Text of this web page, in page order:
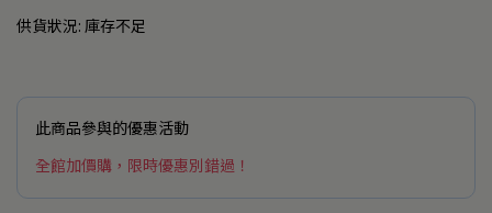
供貨狀況: 庫存不足
此商品參與的優惠活動
全館加價購，限時優惠別錯過！